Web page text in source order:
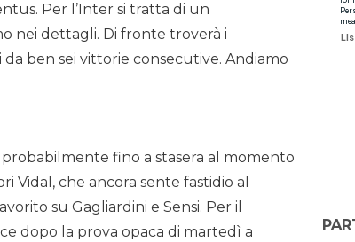
Per l’Inter si tratta di un
nei dettagli. Di fronte troverà i
ben sei vittorie consecutive. Andiamo
fino a stasera al momento
Vidal, che ancora sente fastidio al
su Gagliardini e Sensi. Per il
dopo la prova opaca di martedì a